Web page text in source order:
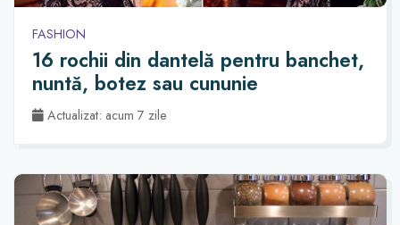
FASHION
16 rochii din dantelă pentru banchet,
nuntă, botez sau cununie
Actualizat: acum 7 zile